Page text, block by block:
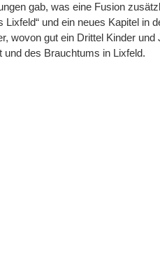
gab, was eine Fusion
und ein neues Kapitel in
wovon gut ein Drittel Kinder
und des Brauchtums in Lixfeld.